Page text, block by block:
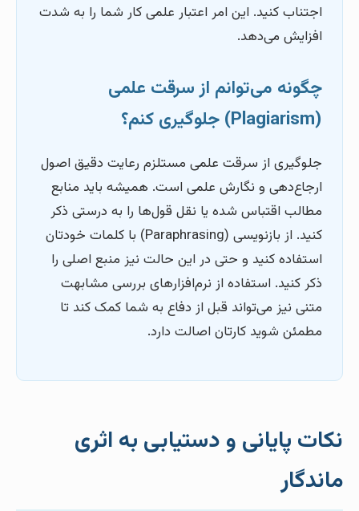
اجتناب کنید. این امر اعتبار علمی کار شما را به شدت
افزایش می‌دهد.
چگونه می‌توانم از سرقت علمی
(Plagiarism) جلوگیری کنم؟
جلوگیری از سرقت علمی مستلزم رعایت دقیق اصول
ارجاع‌دهی و نگارش علمی است. همیشه باید منابع
مطالب اقتباس شده یا نقل قول‌ها را به درستی ذکر
کنید. از بازنویسی (Paraphrasing) با کلمات خودتان
استفاده کنید و حتی در این حالت نیز منبع اصلی را
ذکر کنید. استفاده از نرم‌افزارهای بررسی مشابهت
متنی نیز می‌تواند قبل از دفاع به شما کمک کند تا
مطمئن شوید کارتان اصالت دارد.
نکات پایانی و دستیابی به اثری
ماندگار